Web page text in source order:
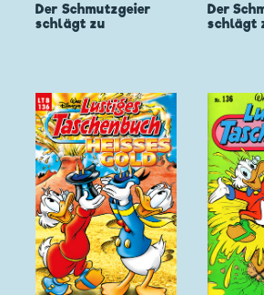
Der Schmutzgeier
schlägt zu
Der
schlägt